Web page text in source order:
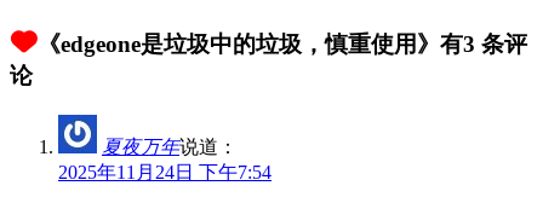
《edgeone是垃圾中的垃圾，慎重使用》有3 条评
论
夏夜万年说道：
2025年11月24日 下午7:54